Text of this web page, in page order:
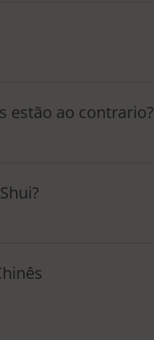
estão ao contrario?